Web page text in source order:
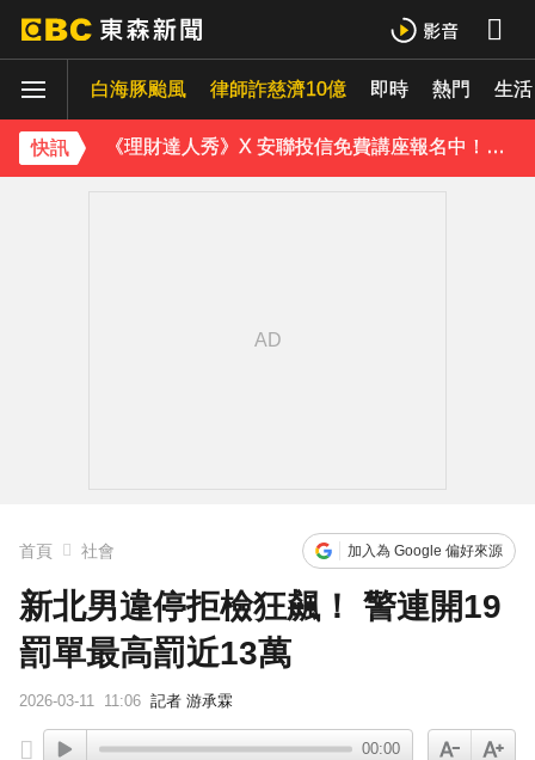
白海豚颱風 律師詐慈濟10億 即時 熱門 生活
快訊
《理財達人秀》X 安聯投信免費講座報名中！搶先卡位 2027
寬魚營收衰退 「點名王心凌、楊丞琳」網笑翻：太誠實
首頁 社會 加入為 Google 偏好來源
新北男違停拒檢狂飆！ 警連開19
罰單最高罰近13萬
2026-03-11 11:06 記者 游承霖
00:00